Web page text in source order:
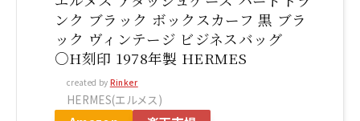
ンク ブラック ボックスカーフ 黒 ブラ
ック ヴィンテージ ビジネスバッグ
○H刻印 1978年製 HERMES
created by Rinker
HERMES(エルメス)